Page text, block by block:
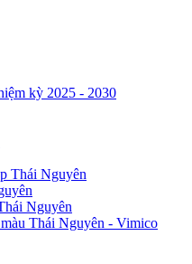
kỳ 2025 - 2030
Thái Nguyên
Nguyên
Thái Nguyên - Vimico